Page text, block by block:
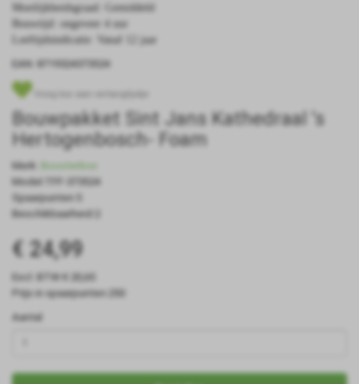
Moeilijkheidsgraad: Gemiddeld
Bouwtijd: ongeveer 4 uur
Leeftijdsindicatie: Vanaf 12 jaar
EAN: 8719324373524
Voeg toe aan verlanglijstje
Bouwpakket Sint Jans Kathedraal 's
Hertogenbosch- Foam
Merk:
Boosterbox
Model:TFF-373524
Spaarpunten:5
Beschikbaarheid:2
€ 24,99
Excl. BTW:€ 20,65
Prijs in spaarpunten:250
Aantal